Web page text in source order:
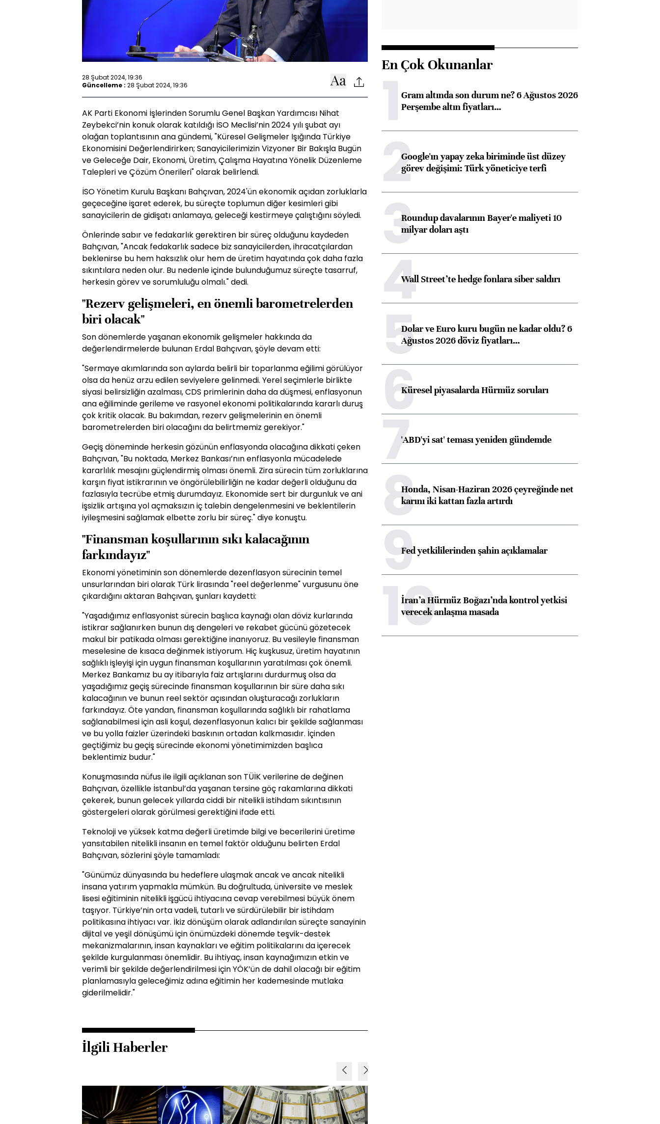
28 Şubat 2024, 19:36
Güncelleme : 28 Şubat 2024, 19:36
AK Parti Ekonomi İşlerinden Sorumlu Genel Başkan Yardımcısı Nihat
Zeybekci’nin konuk olarak katıldığı İSO Meclisi’nin 2024 yılı şubat ayı
olağan toplantısının ana gündemi, "Küresel Gelişmeler Işığında Türkiye
Ekonomisini Değerlendirirken; Sanayicilerimizin Vizyoner Bir Bakışla Bugün
ve Geleceğe Dair, Ekonomi, Üretim, Çalışma Hayatına Yönelik Düzenleme
Talepleri ve Çözüm Önerileri" olarak belirlendi.
İSO Yönetim Kurulu Başkanı Bahçıvan, 2024'ün ekonomik açıdan zorluklarla
geçeceğine işaret ederek, bu süreçte toplumun diğer kesimleri gibi
sanayicilerin de gidişatı anlamaya, geleceği kestirmeye çalıştığını söyledi.
Önlerinde sabır ve fedakarlık gerektiren bir süreç olduğunu kaydeden
Bahçıvan, "Ancak fedakarlık sadece biz sanayicilerden, ihracatçılardan
beklenirse bu hem haksızlık olur hem de üretim hayatında çok daha fazla
sıkıntılara neden olur. Bu nedenle içinde bulunduğumuz süreçte tasarruf,
herkesin görev ve sorumluluğu olmalı." dedi.
"Rezerv gelişmeleri, en önemli barometrelerden
biri olacak"
Son dönemlerde yaşanan ekonomik gelişmeler hakkında da
değerlendirmelerde bulunan Erdal Bahçıvan, şöyle devam etti:
"Sermaye akımlarında son aylarda belirli bir toparlanma eğilimi görülüyor
olsa da henüz arzu edilen seviyelere gelinmedi. Yerel seçimlerle birlikte
siyasi belirsizliğin azalması, CDS primlerinin daha da düşmesi, enflasyonun
ana eğiliminde gerileme ve rasyonel ekonomi politikalarında kararlı duruş
çok kritik olacak. Bu bakımdan, rezerv gelişmelerinin en önemli
barometrelerden biri olacağını da belirtmemiz gerekiyor."
Geçiş döneminde herkesin gözünün enflasyonda olacağına dikkati çeken
Bahçıvan, "Bu noktada, Merkez Bankası’nın enflasyonla mücadelede
kararlılık mesajını güçlendirmiş olması önemli. Zira sürecin tüm zorluklarına
karşın fiyat istikrarının ve öngörülebilirliğin ne kadar değerli olduğunu da
fazlasıyla tecrübe etmiş durumdayız. Ekonomide sert bir durgunluk ve ani
işsizlik artışına yol açmaksızın iç talebin dengelenmesini ve beklentilerin
iyileşmesini sağlamak elbette zorlu bir süreç." diye konuştu.
"Finansman koşullarının sıkı kalacağının
farkındayız"
Ekonomi yönetiminin son dönemlerde dezenflasyon sürecinin temel
unsurlarından biri olarak Türk lirasında "reel değerlenme" vurgusunu öne
çıkardığını aktaran Bahçıvan, şunları kaydetti:
"Yaşadığımız enflasyonist sürecin başlıca kaynağı olan döviz kurlarında
istikrar sağlanırken bunun dış dengeleri ve rekabet gücünü gözetecek
makul bir patikada olması gerektiğine inanıyoruz. Bu vesileyle finansman
meselesine de kısaca değinmek istiyorum. Hiç kuşkusuz, üretim hayatının
sağlıklı işleyişi için uygun finansman koşullarının yaratılması çok önemli.
Merkez Bankamız bu ay itibarıyla faiz artışlarını durdurmuş olsa da
yaşadığımız geçiş sürecinde finansman koşullarının bir süre daha sıkı
kalacağının ve bunun reel sektör açısından oluşturacağı zorlukların
farkındayız. Öte yandan, finansman koşullarında sağlıklı bir rahatlama
sağlanabilmesi için asli koşul, dezenflasyonun kalıcı bir şekilde sağlanması
ve bu yolla faizler üzerindeki baskının ortadan kalkmasıdır. İçinden
geçtiğimiz bu geçiş sürecinde ekonomi yönetimimizden başlıca
beklentimiz budur."
Konuşmasında nüfus ile ilgili açıklanan son TÜİK verilerine de değinen
Bahçıvan, özellikle İstanbul’da yaşanan tersine göç rakamlarına dikkati
çekerek, bunun gelecek yıllarda ciddi bir nitelikli istihdam sıkıntısının
göstergeleri olarak görülmesi gerektiğini ifade etti.
Teknoloji ve yüksek katma değerli üretimde bilgi ve becerilerini üretime
yansıtabilen nitelikli insanın en temel faktör olduğunu belirten Erdal
Bahçıvan, sözlerini şöyle tamamladı:
"Günümüz dünyasında bu hedeflere ulaşmak ancak ve ancak nitelikli
insana yatırım yapmakla mümkün. Bu doğrultuda, üniversite ve meslek
lisesi eğitiminin nitelikli işgücü ihtiyacına cevap verebilmesi büyük önem
taşıyor. Türkiye’nin orta vadeli, tutarlı ve sürdürülebilir bir istihdam
politikasına ihtiyacı var. İkiz dönüşüm olarak adlandırılan süreçte sanayinin
dijital ve yeşil dönüşümü için önümüzdeki dönemde teşvik-destek
mekanizmalarının, insan kaynakları ve eğitim politikalarını da içerecek
şekilde kurgulanması önemlidir. Bu ihtiyaç, insan kaynağımızın etkin ve
verimli bir şekilde değerlendirilmesi için YÖK’ün de dahil olacağı bir eğitim
planlamasıyla geleceğimiz adına eğitimin her kademesinde mutlaka
giderilmelidir."
İlgili Haberler
En Çok Okunanlar
1Gram altında son durum ne? 6 Ağustos 2026
Perşembe altın fiyatları…
2Google'ın yapay zeka biriminde üst düzey
görev değişimi: Türk yöneticiye terfi
3Roundup davalarının Bayer'e maliyeti 10
milyar doları aştı
4Wall Street’te hedge fonlara siber saldırı
5Dolar ve Euro kuru bugün ne kadar oldu? 6
Ağustos 2026 döviz fiyatları…
6Küresel piyasalarda Hürmüz soruları
7'ABD'yi sat' teması yeniden gündemde
8Honda, Nisan-Haziran 2026 çeyreğinde net
karını iki kattan fazla artırdı
9Fed yetkililerinden şahin açıklamalar
10
İran’a Hürmüz Boğazı’nda kontrol yetkisi
verecek anlaşma masada